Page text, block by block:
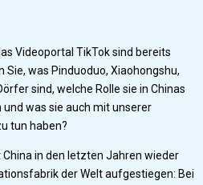
Videoportal TikTok sind bereits
was Pinduoduo, Xiaohongshu,
sind, welche Rolle sie in Chinas
was sie auch mit unserer
tun haben?
China in den letzten Jahren wieder
der Welt aufgestiegen: Bei